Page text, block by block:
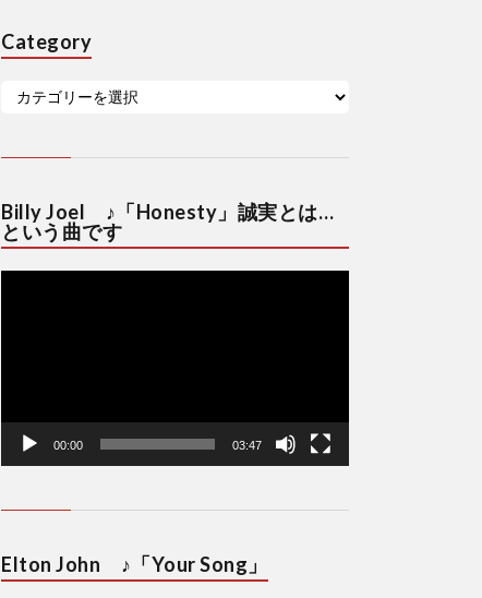
Category
Billy Joel ♪「Honesty」誠実とは…
という曲です
動
00:00 03:47
Elton John ♪「Your Song」